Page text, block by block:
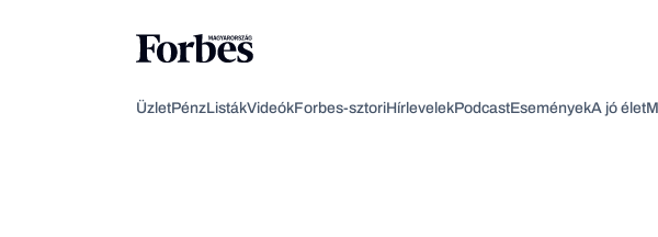
ÜzletPénzListákVideókForbes-sztoriHírlevelekPodcastEseményekA jó élet